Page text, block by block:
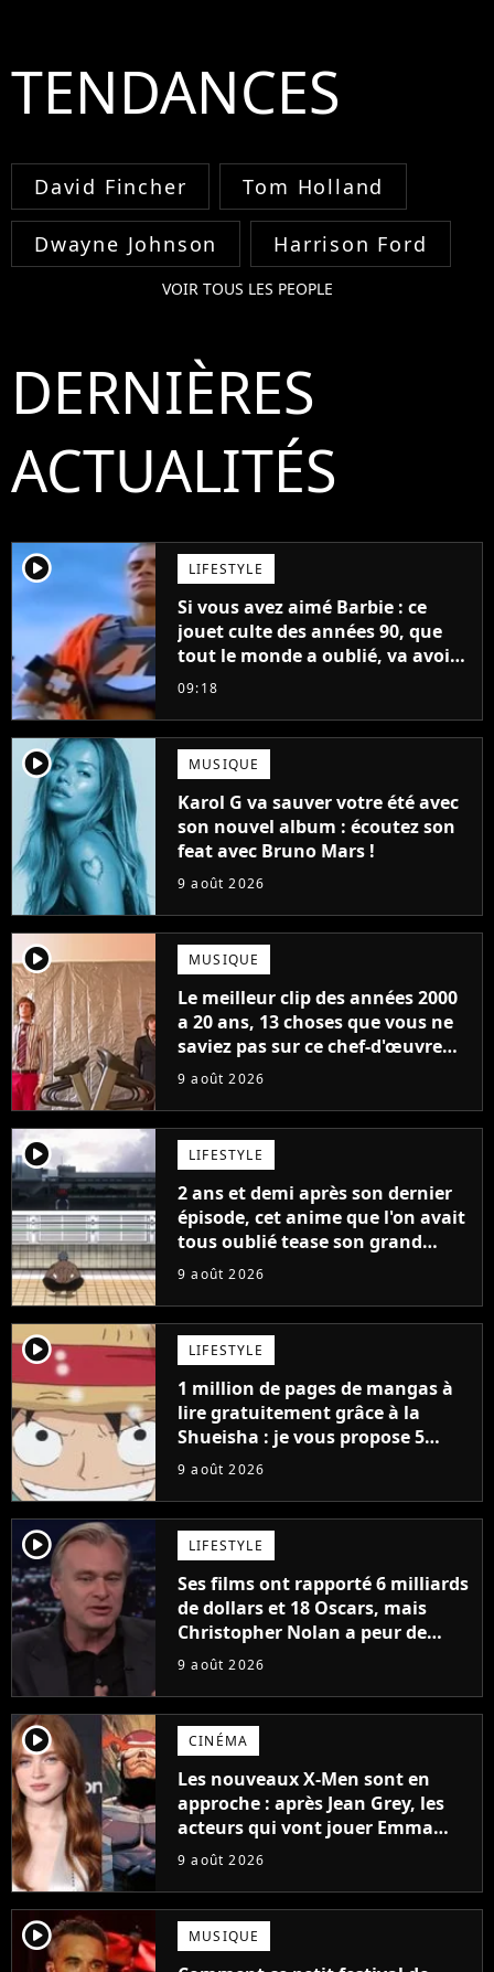
TENDANCES
David Fincher Tom Holland
Dwayne Johnson Harrison Ford
VOIR TOUS LES PEOPLE
DERNIÈRES
ACTUALITÉS
player2 LIFESTYLE
Si vous avez aimé Barbie : ce
jouet culte des années 90, que
tout le monde a oublié, va avoir
un film
09:18
player2 MUSIQUE
Karol G va sauver votre été avec
son nouvel album : écoutez son
feat avec Bruno Mars !
9 août 2026
player2 MUSIQUE
Le meilleur clip des années 2000
a 20 ans, 13 choses que vous ne
saviez pas sur ce chef-d'œuvre
qui a révolutionné YouTube
9 août 2026
player2 LIFESTYLE
2 ans et demi après son dernier
épisode, cet anime que l'on avait
tous oublié tease son grand
retour
9 août 2026
player2 LIFESTYLE
1 million de pages de mangas à
lire gratuitement grâce à la
Shueisha : je vous propose 5
mangas jamais sortis en France
9 août 2026
player2 LIFESTYLE
Ses films ont rapporté 6 milliards
de dollars et 18 Oscars, mais
Christopher Nolan a peur de
tourner un genre de films très
9 août 2026
player2 CINÉMA
Les nouveaux X-Men sont en
approche : après Jean Grey, les
acteurs qui vont jouer Emma
Frost et Cyclope trouvés !
9 août 2026
player2 MUSIQUE